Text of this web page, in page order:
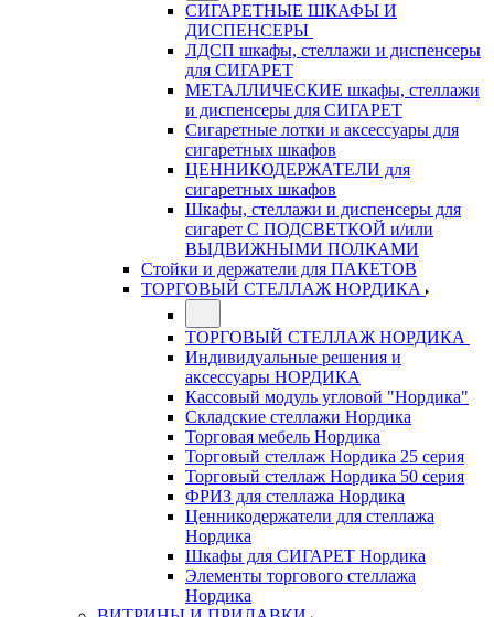
СИГАРЕТНЫЕ ШКАФЫ И
ДИСПЕНСЕРЫ
ЛДСП шкафы, стеллажи и диспенсеры
для СИГАРЕТ
МЕТАЛЛИЧЕСКИЕ шкафы, стеллажи
и диспенсеры для СИГАРЕТ
Сигаретные лотки и аксессуары для
сигаретных шкафов
ЦЕННИКОДЕРЖАТЕЛИ для
сигаретных шкафов
Шкафы, стеллажи и диспенсеры для
сигарет С ПОДСВЕТКОЙ и/или
ВЫДВИЖНЫМИ ПОЛКАМИ
Стойки и держатели для ПАКЕТОВ
ТОРГОВЫЙ СТЕЛЛАЖ НОРДИКА
ТОРГОВЫЙ СТЕЛЛАЖ НОРДИКА
Индивидуальные решения и
аксессуары НОРДИКА
Кассовый модуль угловой "Нордика"
Складские стеллажи Нордика
Торговая мебель Нордика
Торговый стеллаж Нордика 25 серия
Торговый стеллаж Нордика 50 серия
ФРИЗ для стеллажа Нордика
Ценникодержатели для стеллажа
Нордика
Шкафы для СИГАРЕТ Нордика
Элементы торгового стеллажа
Нордика